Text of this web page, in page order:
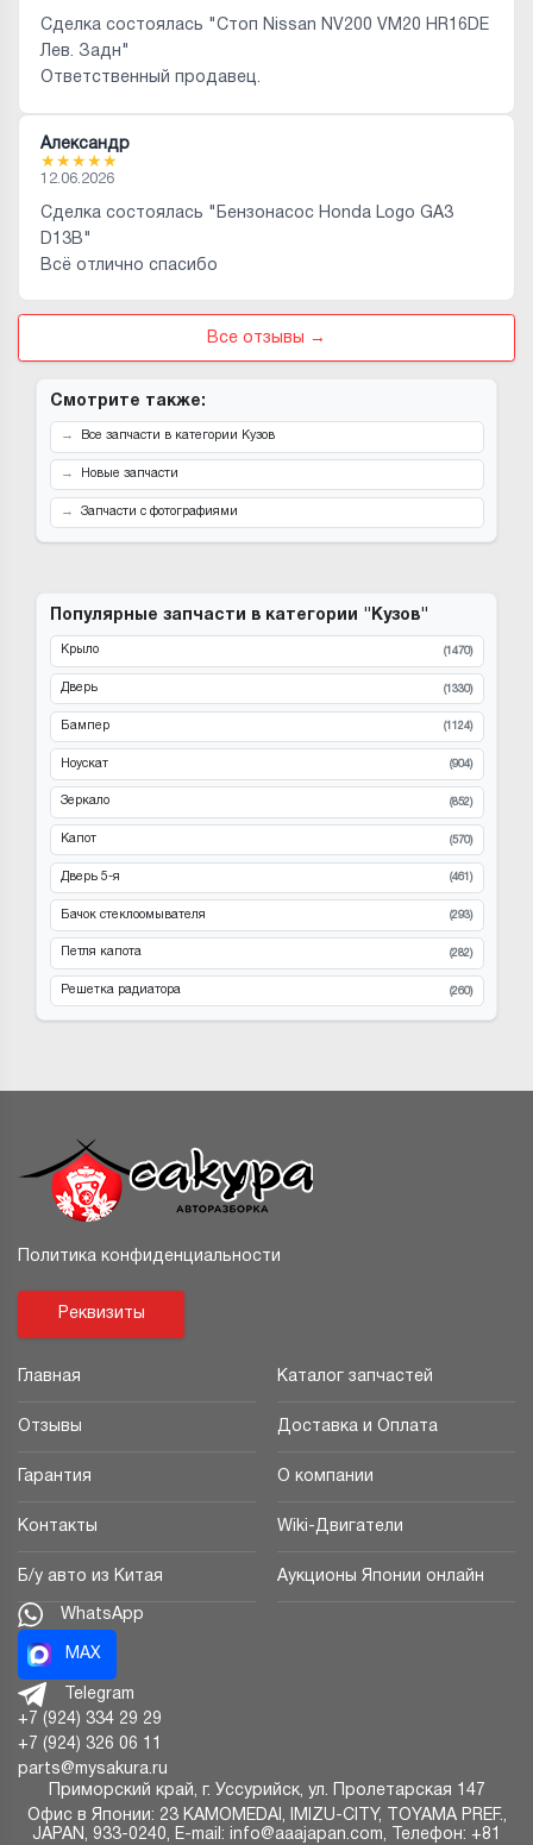
Сделка состоялась "Стоп Nissan NV200 VM20 HR16DE
Лев. Задн"
Ответственный продавец.
Александр
★★★★★
12.06.2026
Сделка состоялась "Бензонасос Honda Logo GA3
D13B"
Всё отлично спасибо
Все отзывы →
Смотрите также:
Все запчасти в категории Кузов
Новые запчасти
Запчасти с фотографиями
Популярные запчасти в категории "Кузов"
Крыло (1470)
Дверь (1330)
Бампер (1124)
Ноускат (904)
Зеркало (852)
Капот (570)
Дверь 5-я (461)
Бачок стеклоомывателя (293)
Петля капота (282)
Решетка радиатора (260)
Политика конфиденциальности
Реквизиты
Главная Каталог запчастей
Отзывы Доставка и Оплата
Гарантия О компании
Контакты Wiki-Двигатели
Б/у авто из Китая Аукционы Японии онлайн
WhatsApp
MAX
Telegram
+7 (924) 334 29 29
+7 (924) 326 06 11
parts@mysakura.ru
Приморский край, г. Уссурийск, ул. Пролетарская 147
Офис в Японии: 23 KAMOMEDAI, IMIZU-CITY, TOYAMA PREF.,
JAPAN, 933-0240, E-mail: info@aaajapan.com, Телефон: +81